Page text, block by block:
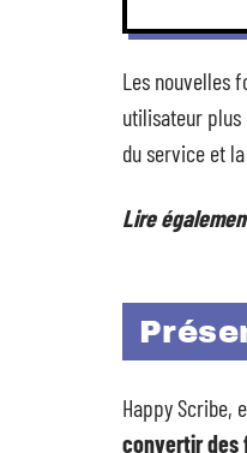
Les nouvelles
utilisateur plus
du service et
Lire
Happy Scribe,
convertir des